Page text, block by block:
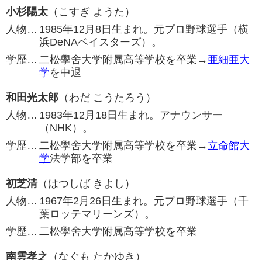
小杉陽太 （こすぎ ようた）
人物… 1985年12月8日生まれ。元プロ野球選手（横
浜DeNAベイスターズ）。
学歴… 二松學舍大学附属高等学校を卒業→ 亜細亜大
学を中退
和田光太郎 （わだ こうたろう）
人物… 1983年12月18日生まれ。アナウンサー
（NHK）。
学歴… 二松學舍大学附属高等学校を卒業→ 立命館大
学法学部を卒業
初芝清（はつしば きよし）
人物… 1967年2月26日生まれ。元プロ野球選手（千
葉ロッテマリーンズ）。
学歴… 二松學舍大学附属高等学校を卒業
南雲孝之 （なぐも たかゆき）